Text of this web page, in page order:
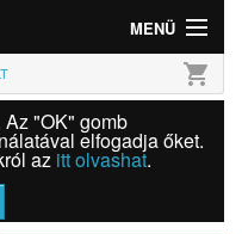
MENÜ
shopping_cart
"OK" gomb
elfogadja őket.
az itt olvashat.